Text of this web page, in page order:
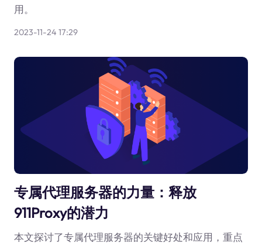
用。
2023-11-24 17:29
专属代理服务器的力量：释放
911Proxy的潜力
本文探讨了专属代理服务器的关键好处和应用，重点